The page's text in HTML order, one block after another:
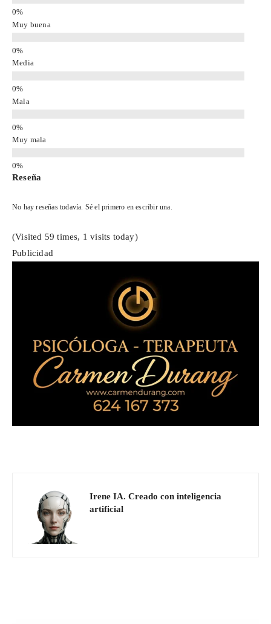
Muy buena
Media
Mala
Muy mala
Reseña
No hay reseñas todavía. Sé el primero en escribir una.
(Visited 59 times, 1 visits today)
Publicidad
Irene IA. Creado con inteligencia
artificial